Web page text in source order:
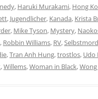
, Haruki Murakami, Hong
, Jugendlicher, Kanada, Krista
, Mike Tyson, Mystery,
, Robbin Williams, RV,Selbstmord
,Tran Anh Hung,trostlos, Udo
,Willems,Woman in Black,